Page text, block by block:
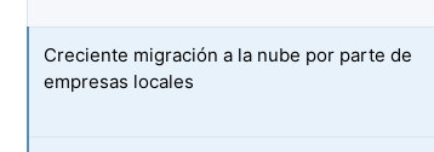
Creciente migración a la nube por parte de
empresas locales